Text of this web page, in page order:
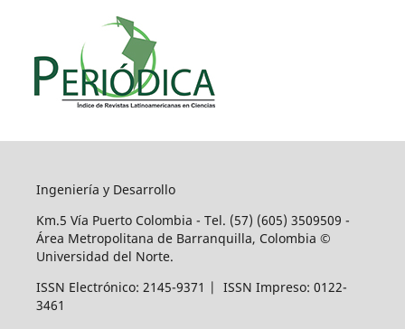
Ingeniería y Desarrollo
Km.5 Vía Puerto Colombia - Tel. (57) (605) 3509509 -
Área Metropolitana de Barranquilla, Colombia ©
Universidad del Norte.
ISSN Electrónico: 2145-9371 | ISSN Impreso: 0122-
3461